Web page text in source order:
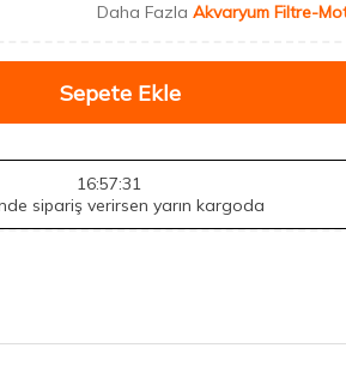
Daha Fazla Akvaryum Filtre-
Sepete Ekle
16:57:30
sipariş verirsen yarın kargoda